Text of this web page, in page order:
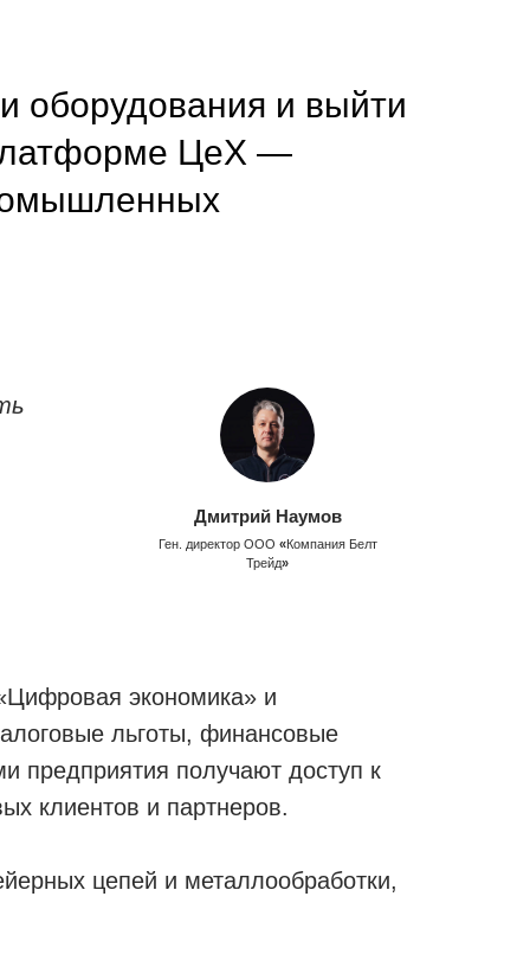
оборудования и выйти
ЦеХ —
Дмитрий Наумов
Ген. директор ООО «Компания Белт
Трейд»
экономика» и
льготы, финансовые
предприятия получают доступ к
клиентов и партнеров.
цепей и металлообработки,